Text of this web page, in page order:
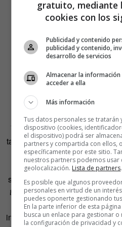
Y para terminar, no podemos
tan dados a los grandes vinos
cuentas, lo de las comidas
literatura). Para los primeros,
sus famosos Borgoñas, te
trou (beber como un agujero).
además, tu desmesurado
incluso antes de que sirvan los
gratuito, mediante
cookies con los
Publicidad y contenido
publicidad y contenido,
desarrollo de servicios
Almacenar la
acceder a ella
Más información
Tus datos personales se tratarán
dispositivo (cookies,
el dispositivo) podrá ser
partners y compartida con ellos,
específicamente por este sitio.
nuestros partners podemos usar
geolocalización. Lista de partners.
Es posible que algunos
personales en virtud de un
puedes oponerte gestionando
En la parte inferior de esta
busca un enlace para gestionar
la configuración de privacidad y